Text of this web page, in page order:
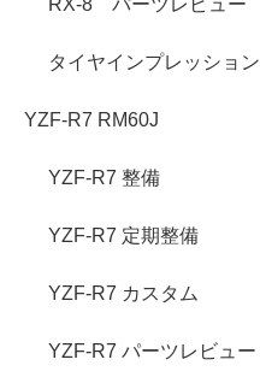
RX-8 パーツレビュー
タイヤインプレッション
YZF-R7 RM60J
YZF-R7 整備
YZF-R7 定期整備
YZF-R7 カスタム
YZF-R7 パーツレビュー